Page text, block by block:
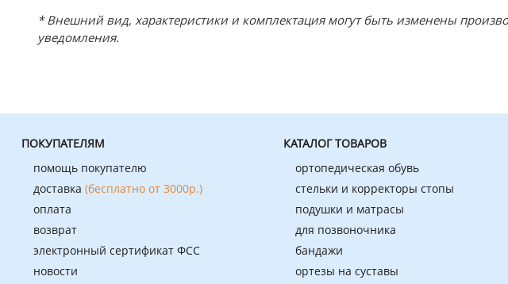
* Внешний вид, характеристики и комплектация могут быть изменены
уведомления.
ПОКУПАТЕЛЯМ
помощь покупателю
доставка (бесплатно от 3000р.)
оплата
возврат
электронный сертификат ФСС
новости
КАТАЛОГ ТОВАРОВ
ортопедическая обувь
стельки и корректоры стопы
подушки и матрасы
для позвоночника
бандажи
ортезы на суставы